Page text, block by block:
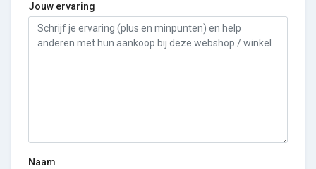
Jouw ervaring
Naam